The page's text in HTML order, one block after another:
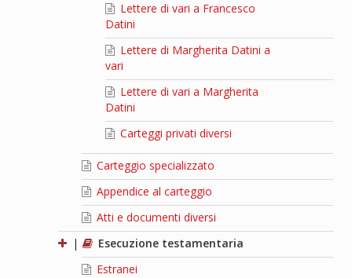
Lettere di vari a Francesco
Datini
Lettere di Margherita Datini a
vari
Lettere di vari a Margherita
Datini
Carteggi privati diversi
Carteggio specializzato
Appendice al carteggio
Atti e documenti diversi
|
Esecuzione testamentaria
Estranei